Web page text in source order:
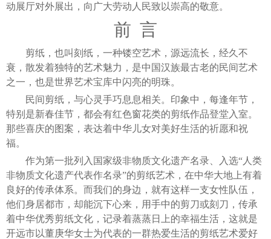
动展厅对外展出，向广大劳动人民致以崇高的敬意。
前 言
剪纸，也叫刻纸，一种镂空艺术，源远流长，经久不
衰，散发着独特的艺术魅力，是中国汉族最古老的民间艺术
之一，也是世界艺术宝库中闪亮的明珠。
民间剪纸，与心灵手巧息息相关。印象中，每逢年节，
特别是新春佳节，都会有红色窗花类的剪纸作品登堂入室。
那些喜庆的图案，表达着中华儿女对美好生活的祈愿和祝
福。
作为第一批列入国家级非物质文化遗产名录、入选“人类
非物质文化遗产代表作名录”的剪纸艺术，在中华大地上有着
良好的传承体系。而我们的身边，就有这样一支女性队伍，
他们身居都市，却能沉下心来，用手中的剪刀或刻刀，传承
着中华优秀剪纸文化，记录着蒸蒸日上的幸福生活，这就是
开远市以董庚华女士为代表的一群热爱生活的剪纸艺术爱好